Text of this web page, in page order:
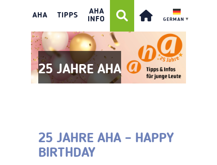
AHA TIPPS
AHA
INFO
GERMAN ▼
25 JAHRE AHA
25 JAHRE AHA – HAPPY
BIRTHDAY